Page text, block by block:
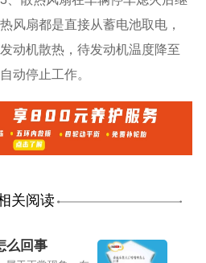
风扇都是直接从蓄电池取电，
动机散热，待发动机温度降至
动停止工作。
关阅读
么回事